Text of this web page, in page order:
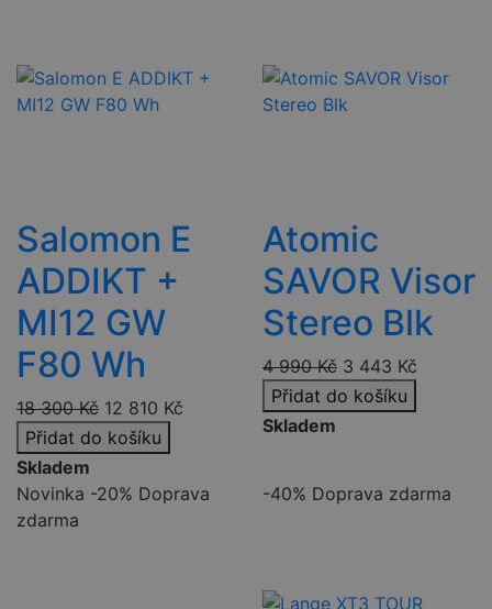
Salomon E
ADDIKT +
MI12 GW
F80 Wh
18 300Kč 12 810 Kč
Přidat do košíku
Skladem
Atomic
SAVOR Visor
Stereo Blk
4 990Kč 3 443 Kč
Přidat do košíku
Skladem
Novinka -20% Doprava
zdarma
-40% Doprava zdarma